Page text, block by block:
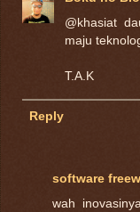
@khasiat
maju
T.A.K
Reply
software
wah